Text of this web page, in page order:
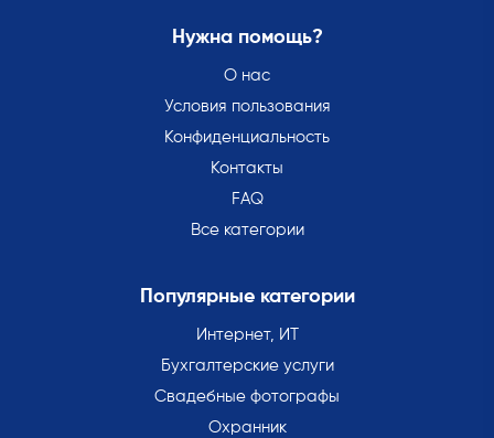
Нужна помощь?
О нас
Условия пользования
Конфиденциальность
Контакты
FAQ
Все категории
Популярные категории
Интернет, ИТ
Бухгалтерские услуги
Свадебные фотографы
Охранник